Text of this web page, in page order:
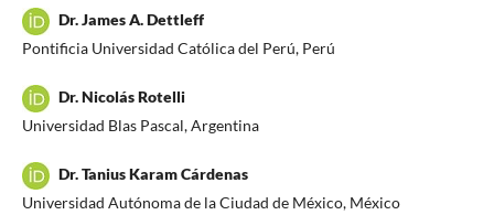
Dr. James A. Dettleff
Pontificia Universidad Católica del Perú, Perú
Dr. Nicolás Rotelli
Universidad Blas Pascal, Argentina
Dr. Tanius Karam Cárdenas
Universidad Autónoma de la Ciudad de México, México